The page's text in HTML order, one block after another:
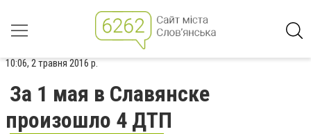
10:06, 2 травня 2016 р.
За 1 мая в Славянске
произошло 4 ДТП